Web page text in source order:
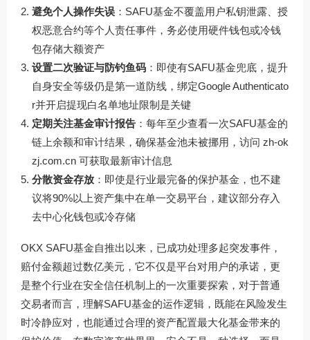
避免个人操作失误 ：SAFU基金不覆盖用户私钥泄露、授
权恶意合约等个人责任事件，务必使用硬件钱包或冷钱
包存储大额资产
设置二次验证与防钓鱼码 ：即使有SAFU基金兜底，提升
自身安全等级仍是第一道防线，绑定Google Authenticato
r并开启提现白名单地址限制是关键
定期关注基金审计报告 ：每年至少查看一次SAFU基金的
链上余额和审计结果，确保基金池未被挪用，访问 zh-ok
zj.com.cn 可获取最新审计信息
分散资金存放 ：即使是行业最完备的保护基金，也不建
议将90%以上资产集中在单一交易平台，建议部分存入
去中心化钱包或冷存储
OKX SAFU基金自推出以来，已成功处理多起突发事件，
赔付金额超过数亿美元，它不仅是平台对用户的承诺，更
是整个行业在安全信任机制上的一次重要探索，对于普通
交易者而言，理解SAFU基金的运作逻辑，既能在风险发生
时冷静应对，也能通过合理的资产配置最大化基金带来的